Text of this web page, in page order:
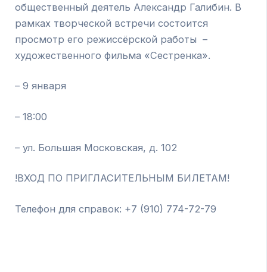
общественный деятель Александр Галибин. В
рамках творческой встречи состоится
просмотр его режиссёрской работы –
художественного фильма «Сестренка».
– 9 января
– 18:00
– ул. Большая Московская, д. 102
!ВХОД ПО ПРИГЛАСИТЕЛЬНЫМ БИЛЕТАМ!
Телефон для справок: +7 (910) 774-72-79